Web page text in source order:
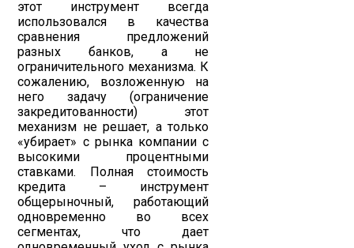
этот инструмент всегда
использовался в качества
сравнения предложений
разных банков, а не
ограничительного механизма. К
сожалению, возложенную на
него задачу (ограничение
закредитованности) этот
механизм не решает, а только
«убирает» с рынка компании с
высокими процентными
ставками. Полная стоимость
кредита – инструмент
общерыночный, работающий
одновременно во всех
сегментах, что дает